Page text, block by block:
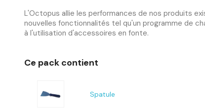
L'Octopus allie les performances de nos produits
nouvelles fonctionnalités tel qu'un programme de
à l'utilisation d'accessoires en fonte.
Ce pack contient
Spatule